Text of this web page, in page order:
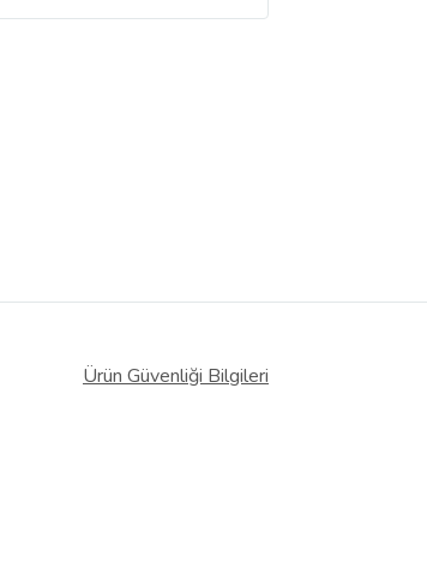
Ürün Güvenliği Bilgileri